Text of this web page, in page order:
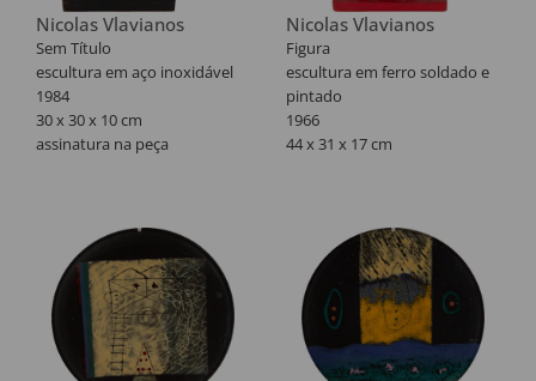
Nicolas Vlavianos
Sem Título
escultura em aço inoxidável
1984
30 x 30 x 10 cm
assinatura na peça
Nicolas Vlavianos
Figura
escultura em ferro soldado e
pintado
1966
44 x 31 x 17 cm